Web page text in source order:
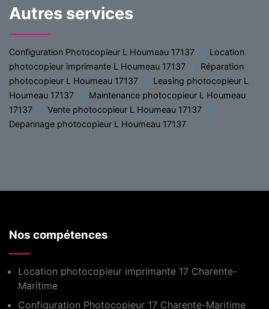
Autres services
Configuration Photocopieur L Houmeau 17137
Location
photocopieur imprimante L Houmeau 17137
Réparation
photocopieur L Houmeau 17137
Leasing photocopieur L
Houmeau 17137
Maintenance photocopieur L Houmeau
17137
Vente photocopieur L Houmeau 17137
Depannage photocopieur L Houmeau 17137
Nos compétences
Location photocopieur imprimante 17 Charente-
Maritime
Configuration Photocopieur 17 Charente-Maritime